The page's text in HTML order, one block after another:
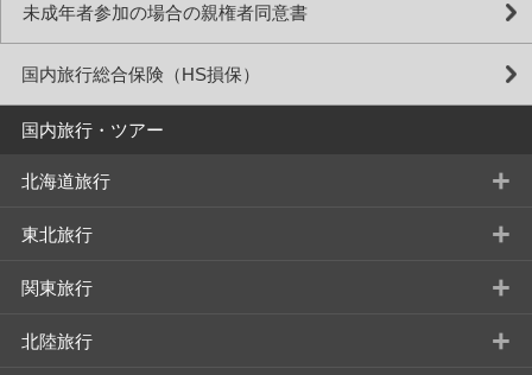
未成年者参加の場合の親権者同意書
国内旅行総合保険（HS損保）
国内旅行・ツアー
北海道旅行 +
東北旅行 +
関東旅行 +
北陸旅行 +